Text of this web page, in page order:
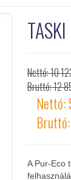
Nettó: 10
Bruttó: 12
Nettó:
A Pur-Eco